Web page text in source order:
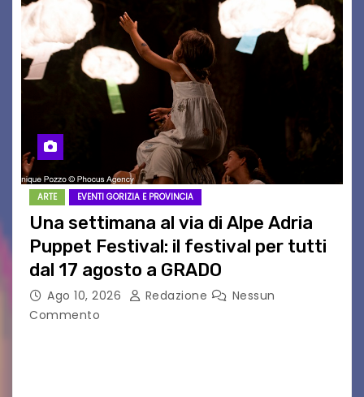
ARTE EVENTI GORIZIA E PROVINCIA
Una settimana al via di Alpe Adria
Puppet Festival: il festival per tutti
dal 17 agosto a GRADO
Ago 10, 2026 Redazione
Nessun
Commento